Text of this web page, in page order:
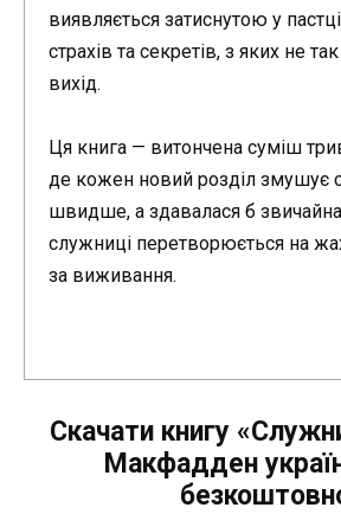
виявляється затиснутою у
страхів та секретів, з яких не
вихід.
Ця книга — витончена суміш
де кожен новий розділ змушує
швидше, а здавалася б
служниці перетворюється на
за виживання.
Скачати книгу
Макфадден